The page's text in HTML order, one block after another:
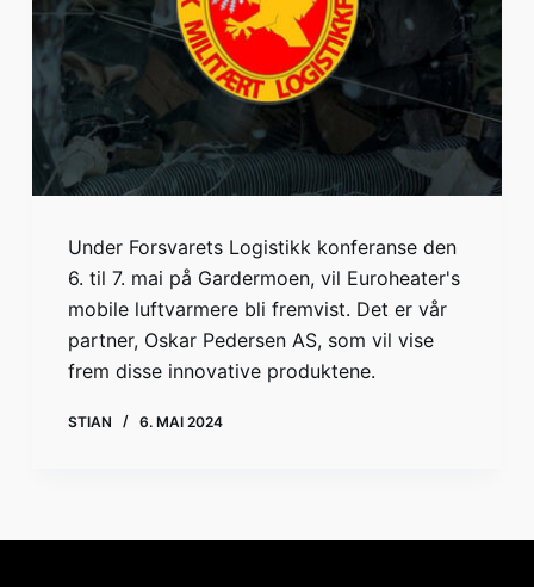
Under Forsvarets Logistikk konferanse den
6. til 7. mai på Gardermoen, vil Euroheater's
mobile luftvarmere bli fremvist. Det er vår
partner, Oskar Pedersen AS, som vil vise
frem disse innovative produktene.
STIAN 6. MAI 2024